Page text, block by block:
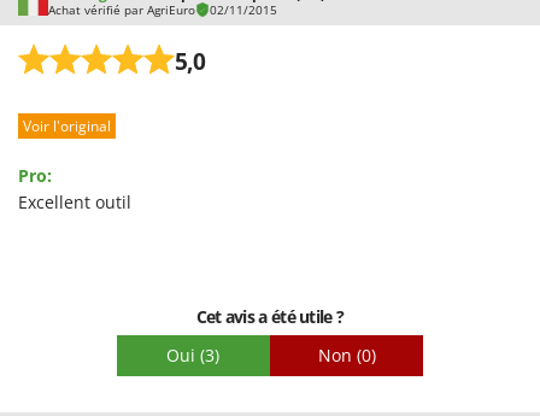
Achat vérifié par AgriEuro 02/11/2015
5,0
Voir l'original
Pro:
Excellent outil
Cet avis a été utile ?
Oui (3) Non (0)